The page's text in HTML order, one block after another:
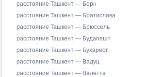
расстояние Ташкент — Берн
расстояние Ташкент — Братислава
расстояние Ташкент — Брюссель
расстояние Ташкент — Будапешт
расстояние Ташкент — Бухарест
расстояние Ташкент — Вадуц
расстояние Ташкент — Валетта